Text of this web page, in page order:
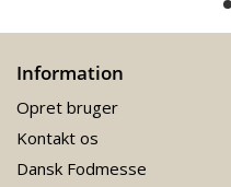
Information
Opret bruger
Kontakt os
Dansk Fodmesse